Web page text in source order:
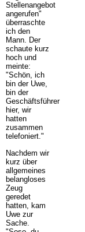
Stellenangebot
angerufen"
überraschte
ich den
Mann. Der
schaute kurz
hoch und
meinte:
"Schön, ich
bin der Uwe,
bin der
Geschäftsführer
hier, wir
hatten
zusammen
telefoniert."
Nachdem wir
kurz über
allgemeines
belangloses
Zeug
geredet
hatten, kam
Uwe zur
Sache.